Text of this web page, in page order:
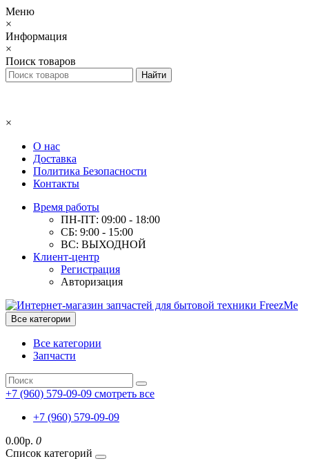
Меню
×
Информация
×
Поиск товаров
×
О нас
Доставка
Политика Безопасности
Контакты
Время работы
ПН-ПТ: 09:00 - 18:00
СБ: 9:00 - 15:00
ВС: ВЫХОДНОЙ
Клиент-центр
Регистрация
Авторизация
Все категории
Все категории
Запчасти
+7 (960) 579-09-09 смотреть все
+7 (960) 579-09-09
0.00р. 0
Список категорий